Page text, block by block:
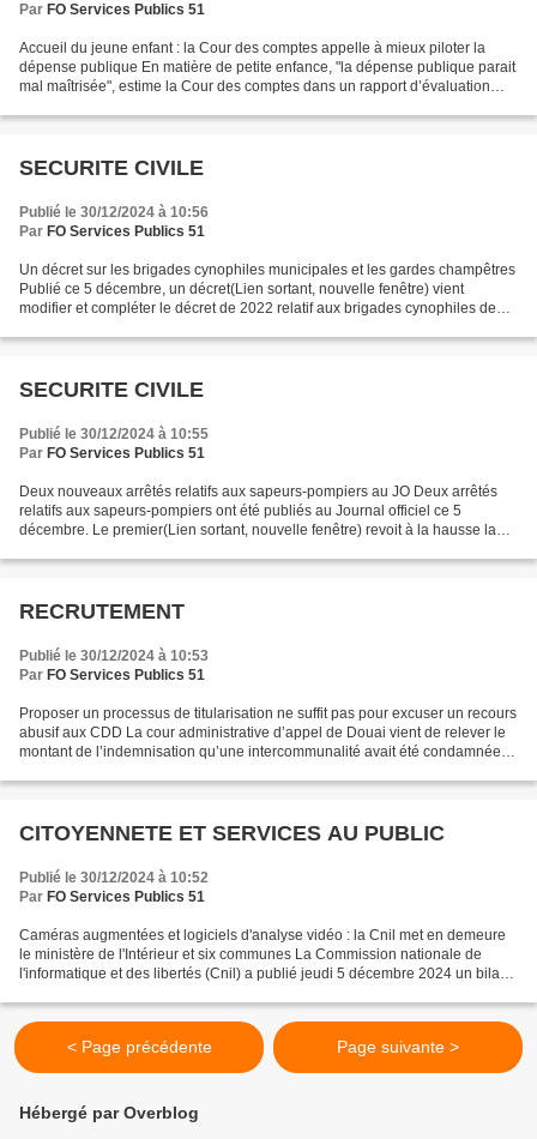
Par FO Services Publics 51
Accueil du jeune enfant : la Cour des comptes appelle à mieux piloter la
dépense publique En matière de petite enfance, "la dépense publique parait
mal maîtrisée", estime la Cour des comptes dans un rapport d’évaluation
SECURITE CIVILE
Publié le 30/12/2024 à 10:56
Par FO Services Publics 51
Un décret sur les brigades cynophiles municipales et les gardes champêtres
Publié ce 5 décembre, un décret(Lien sortant, nouvelle fenêtre) vient
modifier et compléter le décret de 2022 relatif aux brigades cynophiles de
SECURITE CIVILE
Publié le 30/12/2024 à 10:55
Par FO Services Publics 51
Deux nouveaux arrêtés relatifs aux sapeurs-pompiers au JO Deux arrêtés
relatifs aux sapeurs-pompiers ont été publiés au Journal officiel ce 5
décembre. Le premier(Lien sortant, nouvelle fenêtre) revoit à la hausse la
RECRUTEMENT
Publié le 30/12/2024 à 10:53
Par FO Services Publics 51
Proposer un processus de titularisation ne suffit pas pour excuser un recours
abusif aux CDD La cour administrative d’appel de Douai vient de relever le
montant de l’indemnisation qu’une intercommunalité avait été condamnée à
CITOYENNETE ET SERVICES AU PUBLIC
Publié le 30/12/2024 à 10:52
Par FO Services Publics 51
Caméras augmentées et logiciels d'analyse vidéo : la Cnil met en demeure
le ministère de l'Intérieur et six communes La Commission nationale de
l'informatique et des libertés (Cnil) a publié jeudi 5 décembre 2024 un bilan
< Page précédente Page suivante >
Hébergé par Overblog